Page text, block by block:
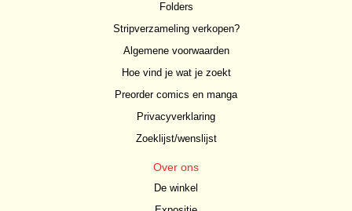
Folders
Stripverzameling verkopen?
Algemene voorwaarden
Hoe vind je wat je zoekt
Preorder comics en manga
Privacyverklaring
Zoeklijst/wenslijst
Over ons
De winkel